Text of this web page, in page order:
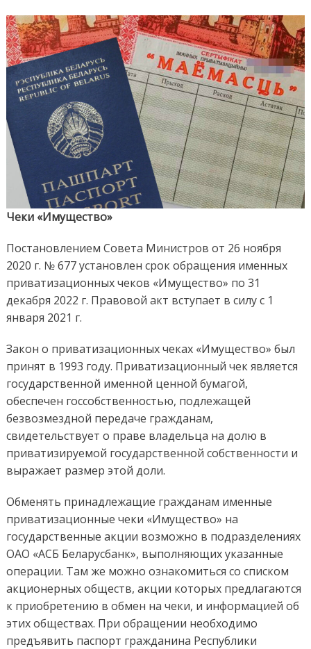
Чеки «Имущество»
Постановлением Совета Министров от 26 ноября
2020 г. № 677 установлен срок обращения именных
приватизационных чеков «Имущество» по 31
декабря 2022 г. Правовой акт вступает в силу с 1
января 2021 г.
Закон о приватизационных чеках «Имущество» был
принят в 1993 году. Приватизационный чек является
государственной именной ценной бумагой,
обеспечен госсобственностью, подлежащей
безвозмездной передаче гражданам,
свидетельствует о праве владельца на долю в
приватизируемой государственной собственности и
выражает размер этой доли.
Обменять принадлежащие гражданам именные
приватизационные чеки «Имущество» на
государственные акции возможно в подразделениях
ОАО «АСБ Беларусбанк», выполняющих указанные
операции. Там же можно ознакомиться со списком
акционерных обществ, акции которых предлагаются
к приобретению в обмен на чеки, и информацией об
этих обществах. При обращении необходимо
предъявить паспорт гражданина Республики